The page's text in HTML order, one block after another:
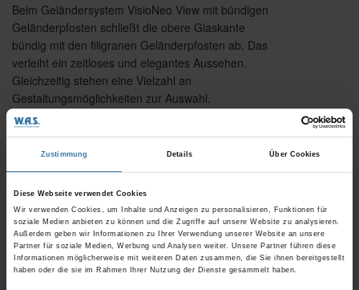
Zustimmung Details Über Cookies
Diese Webseite verwendet Cookies
Wir verwenden Cookies, um Inhalte und Anzeigen zu personalisieren, Funktionen für
soziale Medien anbieten zu können und die Zugriffe auf unsere Website zu analysieren.
Außerdem geben wir Informationen zu Ihrer Verwendung unserer Website an unsere
Partner für soziale Medien, Werbung und Analysen weiter. Unsere Partner führen diese
Informationen möglicherweise mit weiteren Daten zusammen, die Sie ihnen bereitgestellt
haben oder die sie im Rahmen Ihrer Nutzung der Dienste gesammelt haben.
Beim Geländersystem VisioNeo View mit bündigen
Geländerpfosten schließt die obere Glaskante
bündig mit den filigranen Geländerpfosten ab. Das
verleiht ein zeitloses und elegantes Aussehen.
Gleichzeitig stehen eine Vielzahl an
Gestaltungsmöglichkeiten zur Auswahl.
Brillant extras
Optionale Balkonblende
Vier Montagearten
Optionale Glasmaßzeichnung
Minimalistischer Glaskantenschutz